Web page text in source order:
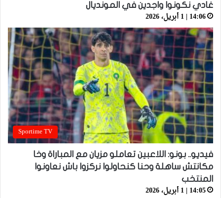
غادي نكونوا واجدين في المونديال
14:06 | 1 أبريل، 2026
Sportime TV
فيديو.. بونو: اللاعبين تعاملو مزيان مع المباراة وخا
مكانتش ساهلة وحنا كنحاولوا نركزوا باش نعاونوا
المنتخب
14:05 | 1 أبريل، 2026